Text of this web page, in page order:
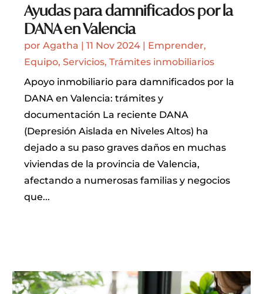
Ayudas para damnificados por la
DANA en Valencia
porAgatha |11 Nov 2024 | Emprender,
Equipo,Servicios,Trámites inmobiliarios
Apoyo inmobiliario para damnificados por la
DANA en Valencia: trámites y
documentación La reciente DANA
(Depresión Aislada en Niveles Altos) ha
dejado a su paso graves daños en muchas
viviendas de la provincia de Valencia,
afectando a numerosas familias y negocios
que...